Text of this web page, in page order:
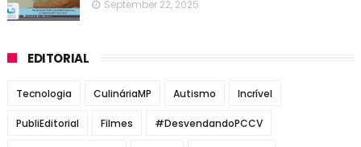
September 22, 2025
EDITORIAL
Tecnologia CulináriaMP Autismo Incrível
PubliEditorial Filmes #DesvendandoPCCV